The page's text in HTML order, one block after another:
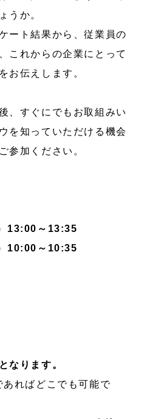
うか。
ート結果から、従業員の
これからの企業にとって
お伝えします。
、すぐにでもお取組みい
を知っていただける機会
参加ください。
13:00～13:35
10:00～10:35
なります。
ればどこでも可能で